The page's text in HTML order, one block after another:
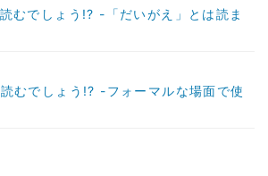
むでしょう!? -「だいがえ」とは読ま
むでしょう!? -フォーマルな場面で使